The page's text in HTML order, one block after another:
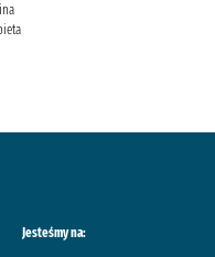
Jesteśmy na: